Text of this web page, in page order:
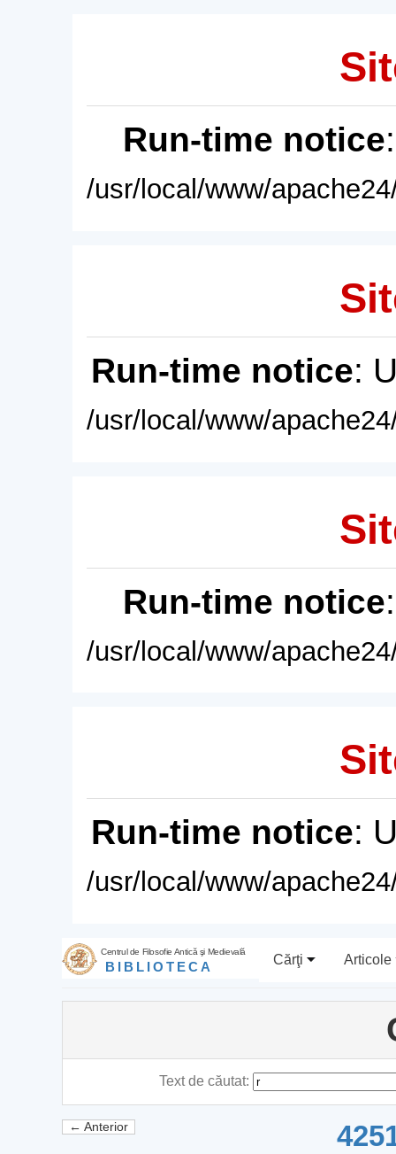
Run-time notice
/usr/local/www/
Run-time notice:
/usr/local/www/
Run-time notice
/usr/local/www/
Run-time notice:
/usr/local/www/
Centrul de Filosofie Antică şi Medievală
BIBLIOTECA Cărţi Articole
Text de căutat:
← Anterior